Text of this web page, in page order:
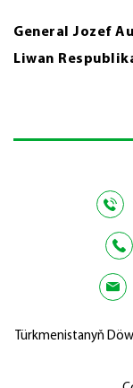
General Jozef
Liwan
Türkmenistanyň